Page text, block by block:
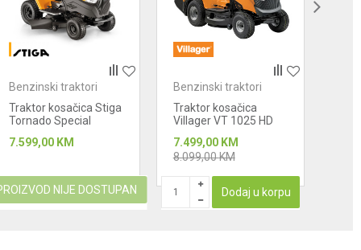
Benzinski traktori
Traktor kosačica Stiga
Tornado Special
7.599,00 KM
NIJE DOSTUPAN
Benzinski traktori
Traktor kosačica
Villager VT 1025 HD
7.499,00 KM
8.099,00KM
Dodaj u korpu